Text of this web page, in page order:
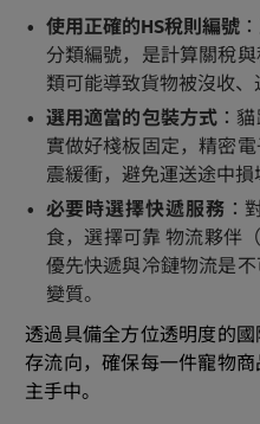
使用正確的HS稅則編號
分類編號，是計算關稅
類可能導致貨物被沒收、
選用適當的包裝方式 ：
實做好棧板固定，精密
震緩衝，避免運送途中損
必要時選擇快遞服務 ：
食，選擇可靠 物流夥伴
優先快遞與冷鏈物流是
變質。
透過具備全方位透明度的
存流向，確保每一件寵物
主手中。